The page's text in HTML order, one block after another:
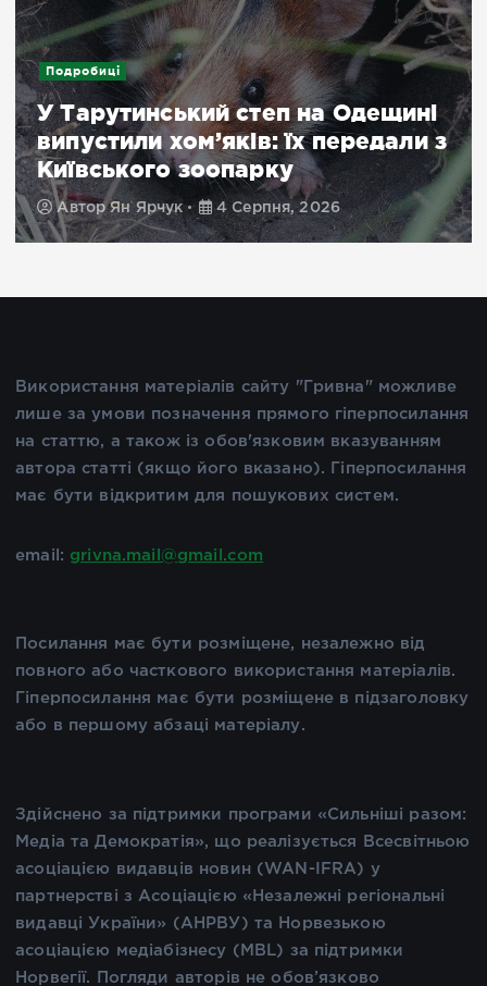
Подробиці
У Тарутинський степ на Одещині
випустили хом’яків: їх передали з
Київського зоопарку
АвторЯн Ярчук 4 Серпня, 2026
Використання матеріалів сайту "Гривна" можливе
лише за умови позначення прямого гіперпосилання
на статтю, а також із обов'язковим вказуванням
автора статті (якщо його вказано). Гіперпосилання
має бути відкритим для пошукових систем.
email: grivna.mail@gmail.com
Посилання має бути розміщене, незалежно від
повного або часткового використання матеріалів.
Гіперпосилання має бути розміщене в підзаголовку
або в першому абзаці матеріалу.
Здійснено за підтримки програми «Сильніші разом:
Медіа та Демократія», що реалізується Всесвітньою
асоціацією видавців новин (WAN-IFRA) у
партнерстві з Асоціацією «Незалежні регіональні
видавці України» (АНРВУ) та Норвезькою
асоціацією медіабізнесу (MBL) за підтримки
Норвегії. Погляди авторів не обов’язково